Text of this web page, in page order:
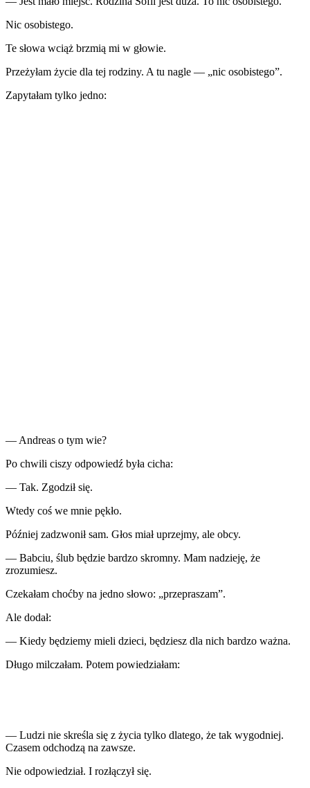
Nic osobistego.
Te słowa wciąż brzmią mi w głowie.
Przeżyłam życie dla tej rodziny. A tu nagle — „nic osobistego”.
Zapytałam tylko jedno:
— Andreas o tym wie?
Po chwili ciszy odpowiedź była cicha:
— Tak. Zgodził się.
Wtedy coś we mnie pękło.
Później zadzwonił sam. Głos miał uprzejmy, ale obcy.
— Babciu, ślub będzie bardzo skromny. Mam nadzieję, że
zrozumiesz.
Czekałam choćby na jedno słowo: „przepraszam”.
Ale dodał:
— Kiedy będziemy mieli dzieci, będziesz dla nich bardzo ważna.
Długo milczałam. Potem powiedziałam:
— Ludzi nie skreśla się z życia tylko dlatego, że tak wygodniej.
Czasem odchodzą na zawsze.
Nie odpowiedział. I rozłączył się.